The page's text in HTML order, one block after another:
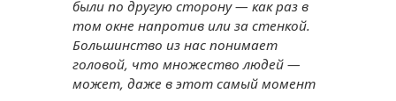
были по другую сторону — как раз в
том окне напротив или за стенкой.
Большинство из нас понимает
головой, что множество людей —
может, даже в этот самый момент